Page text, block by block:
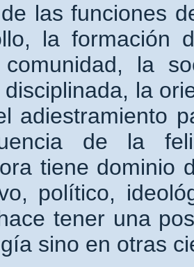
las funciones
la formación
la
disciplinada, la
adiestramiento
de la
tiene dominio
político,
tener una
sino en otras